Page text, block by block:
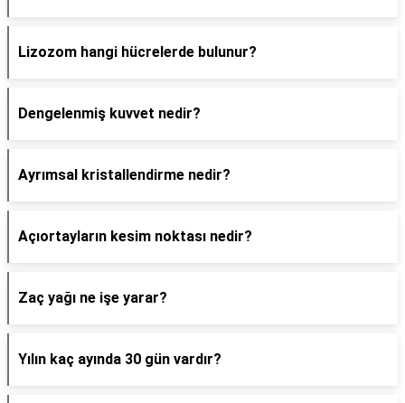
Lizozom hangi hücrelerde bulunur?
Dengelenmiş kuvvet nedir?
Ayrımsal kristallendirme nedir?
Açıortayların kesim noktası nedir?
Zaç yağı ne işe yarar?
Yılın kaç ayında 30 gün vardır?